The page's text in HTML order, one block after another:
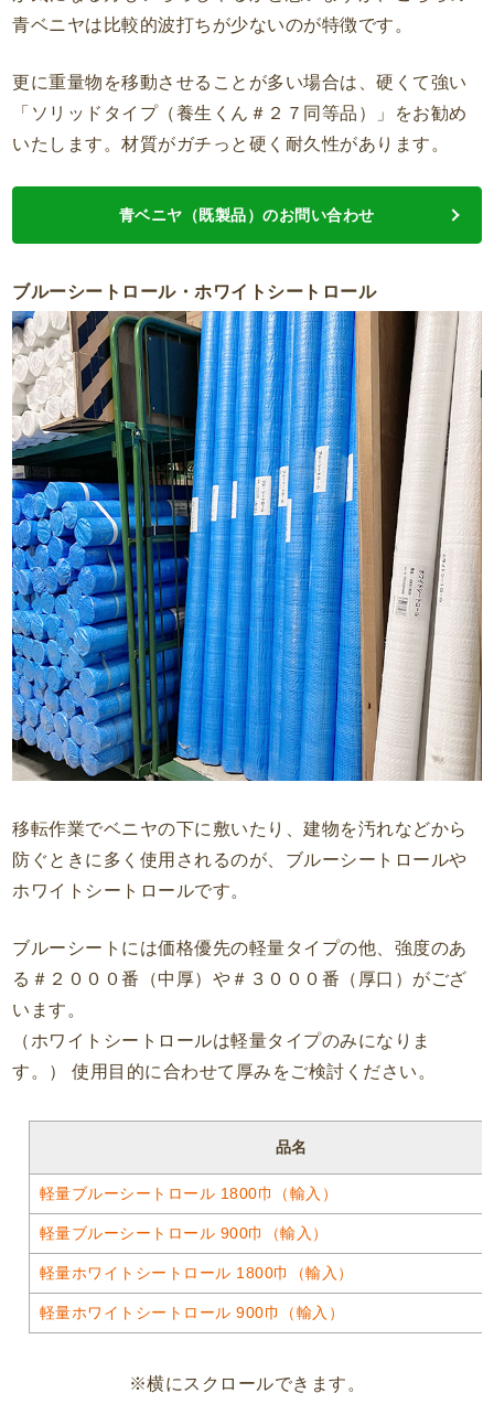
青ベニヤは比較的波打ちが少ないのが特徴です。
更に重量物を移動させることが多い場合は、硬くて強い
「ソリッドタイプ（養生くん＃２７同等品）」をお勧め
いたします。材質がガチっと硬く耐久性があります。
青ベニヤ（既製品）のお問い合わせ
ブルーシートロール・ホワイトシートロール
移転作業でベニヤの下に敷いたり、建物を汚れなどから
防ぐときに多く使用されるのが、ブルーシートロールや
ホワイトシートロールです。
ブルーシートには価格優先の軽量タイプの他、強度のあ
る＃２０００番（中厚）や＃３０００番（厚口）がござ
います。
（ホワイトシートロールは軽量タイプのみになりま
す。） 使用目的に合わせて厚みをご検討ください。
品名
軽量ブルーシートロール 1800巾（輸入）
軽量ブルーシートロール 900巾（輸入）
軽量ホワイトシートロール 1800巾（輸入）
軽量ホワイトシートロール 900巾（輸入）
※横にスクロールできます。